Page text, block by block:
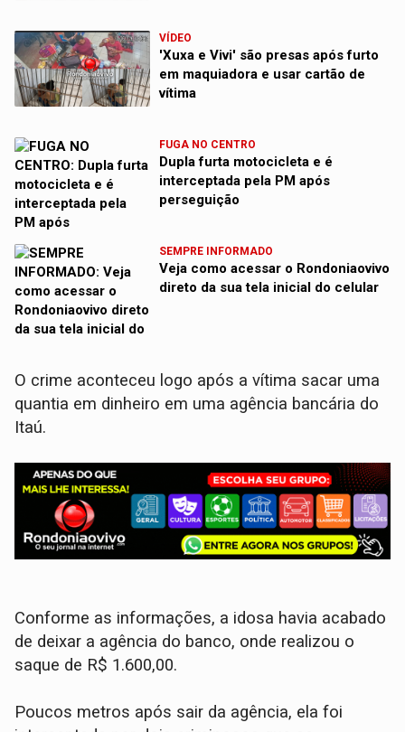
VÍDEO
'Xuxa e Vivi' são presas após furto
em maquiadora e usar cartão de
vítima
FUGA NO CENTRO
Dupla furta motocicleta e é
interceptada pela PM após
perseguição
SEMPRE INFORMADO
Veja como acessar o Rondoniaovivo
direto da sua tela inicial do celular
O crime aconteceu logo após a vítima sacar uma
quantia em dinheiro em uma agência bancária do
Itaú.
​Conforme as informações, a idosa havia acabado
de deixar a agência do banco, onde realizou o
saque de R$ 1.600,00.
Poucos metros após sair da agência, ela foi